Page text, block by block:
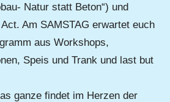
Natur statt Beton“) und
Am SAMSTAG erwartet euch
aus Workshops,
Speis und Trank und last but
ganze findet im Herzen der